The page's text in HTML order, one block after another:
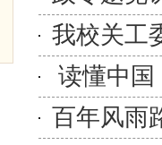
我校关工
读懂中国
百年风雨